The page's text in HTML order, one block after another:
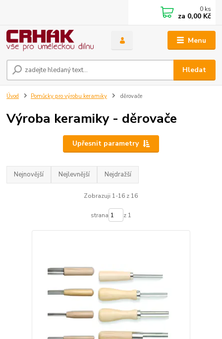
Menu
Hledat
0 ks
za 0,00 Kč
Úvod Pomůcky pro výrobu keramiky děrovače
Výroba keramiky - děrovače
Upřesnit parametry
Nejnovější Nejlevnější Nejdražší
Zobrazuji 1-16 z 16
strana z 1